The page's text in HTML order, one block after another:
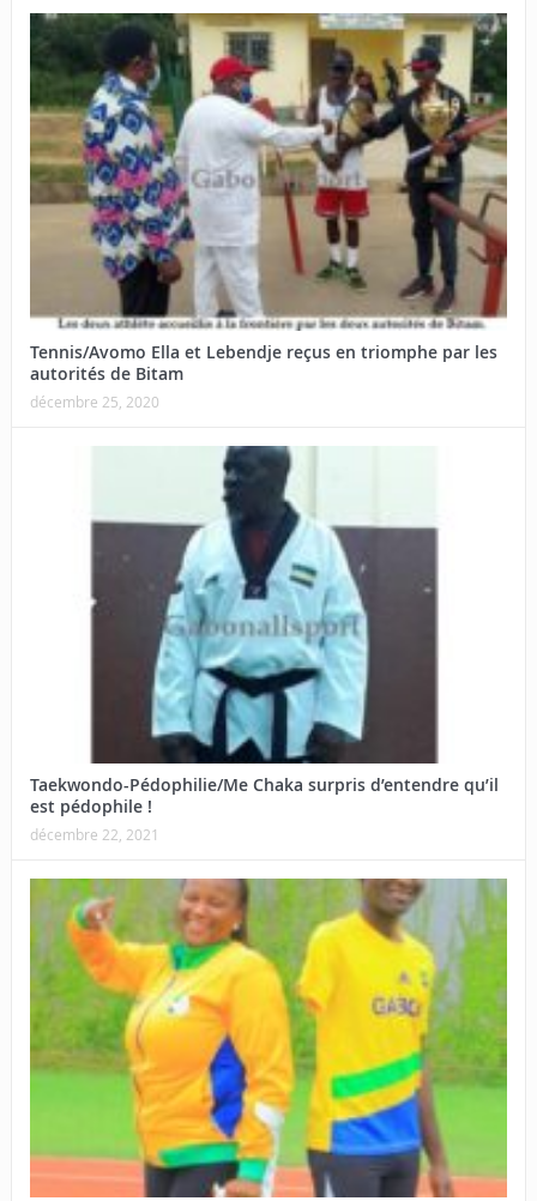
Tennis/Avomo Ella et Lebendje reçus en triomphe par les
autorités de Bitam
décembre 25, 2020
Taekwondo-Pédophilie/Me Chaka surpris d’entendre qu’il
est pédophile !
décembre 22, 2021